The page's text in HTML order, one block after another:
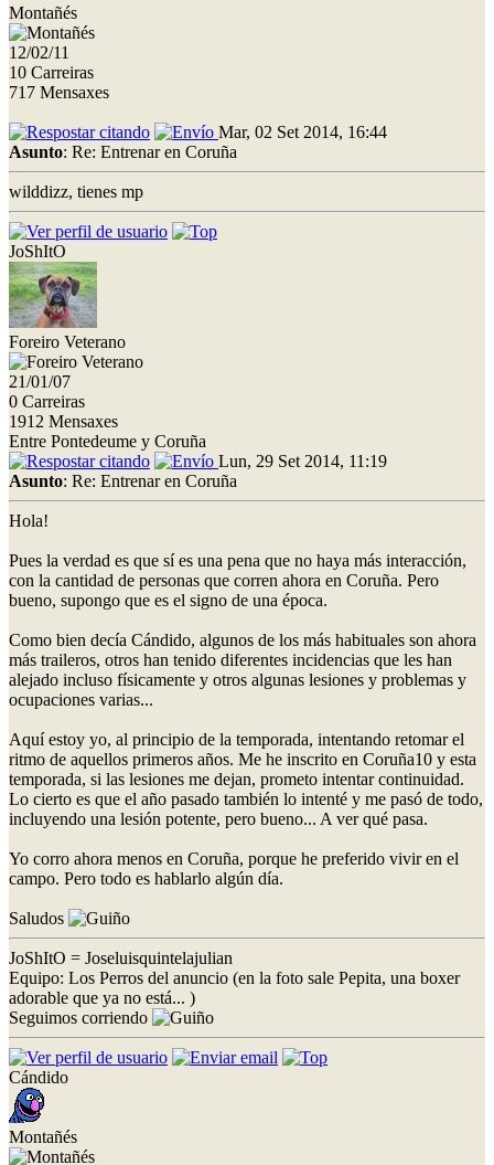
Montañés
12/02/11
10 Carreiras
717 Mensaxes
Mar, 02 Set 2014, 16:44
Asunto: Re: Entrenar en Coruña
wilddizz, tienes mp
JoShItO
Foreiro Veterano
21/01/07
0 Carreiras
1912 Mensaxes
Entre Pontedeume y Coruña
Lun, 29 Set 2014, 11:19
Asunto: Re: Entrenar en Coruña
Hola!
Pues la verdad es que sí es una pena que no haya más interacción,
con la cantidad de personas que corren ahora en Coruña. Pero
bueno, supongo que es el signo de una época.
Como bien decía Cándido, algunos de los más habituales son ahora
más traileros, otros han tenido diferentes incidencias que les han
alejado incluso físicamente y otros algunas lesiones y problemas y
ocupaciones varias...
Aquí estoy yo, al principio de la temporada, intentando retomar el
ritmo de aquellos primeros años. Me he inscrito en Coruña10 y esta
temporada, si las lesiones me dejan, prometo intentar continuidad.
Lo cierto es que el año pasado también lo intenté y me pasó de todo,
incluyendo una lesión potente, pero bueno... A ver qué pasa.
Yo corro ahora menos en Coruña, porque he preferido vivir en el
campo. Pero todo es hablarlo algún día.
Saludos
JoShItO = Joseluisquintelajulian
Equipo: Los Perros del anuncio (en la foto sale Pepita, una boxer
adorable que ya no está... )
Seguimos corriendo
Cándido
Montañés